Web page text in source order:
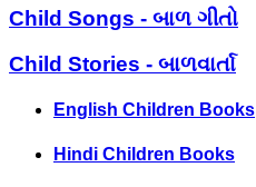
Child Songs - બાળ ગીતો
Child Stories - બાળવાર્તા
English Children Books
Hindi Children Books